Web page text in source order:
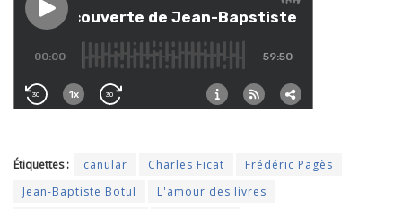
Étiquettes : canular Charles Ficat
Frédéric Pagès
Jean-Baptiste Botul
L'amour des livres